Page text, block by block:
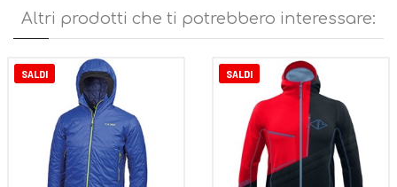
• Centro davanti con zip, tasche mani con zip, tasche petto con zip
• Tasca interna con zip
• Polsi regolabili tramite velcro
• Fondo con regolazione
• Applicazioni rifrangenti per maggior visibilità
• Capo ideale per varie attività outdoor e tempo libero
Altri prodotti che ti potrebbero interessare:
SALDI SALDI